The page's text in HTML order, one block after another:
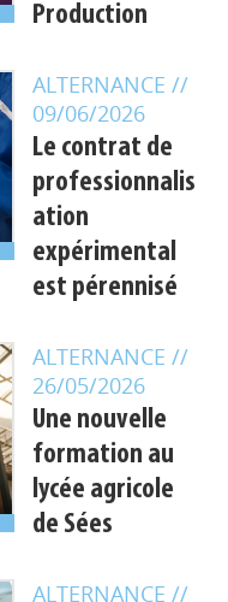
Production
ALTERNANCE //
09/06/2026
Le contrat de
professionnalis
ation
expérimental
est pérennisé
ALTERNANCE //
26/05/2026
Une nouvelle
formation au
lycée agricole
de Sées
ALTERNANCE //